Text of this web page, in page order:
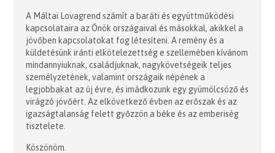
A Máltai Lovagrend számít a baráti és együttműködési
kapcsolataira az Önök országaival és másokkal, akikkel a
jövőben kapcsolatokat fog létesíteni. A remény és a
küldetésünk iránti elkötelezettség e szellemében kívánom
mindannyiuknak, családjuknak, nagykövetségeik teljes
személyzetének, valamint országaik népének a
legjobbakat az új évre, és imádkozunk egy gyümölcsöző és
virágzó jövőért. Az elkövetkező évben az erőszak és az
igazságtalanság felett győzzön a béke és az emberiség
tisztelete.
Köszönöm.